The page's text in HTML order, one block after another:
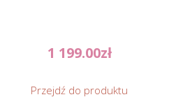
1 199.00zł
Przejdź do produktu